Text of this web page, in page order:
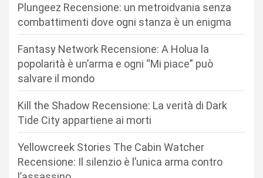
Plungeez Recensione: un metroidvania senza
combattimenti dove ogni stanza è un enigma
Fantasy Network Recensione: A Holua la
popolarità è un’arma e ogni “Mi piace” può
salvare il mondo
Kill the Shadow Recensione: La verità di Dark
Tide City appartiene ai morti
Yellowcreek Stories The Cabin Watcher
Recensione: Il silenzio è l’unica arma contro